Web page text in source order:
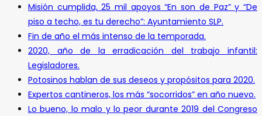
Misión cumplida, 25 mil apoyos “En son de Paz” y “De
piso a techo, es tu derecho”: Ayuntamiento SLP.
Fin de año el más intenso de la temporada.
2020, año de la erradicación del trabajo infantil:
Legisladores.
Potosinos hablan de sus deseos y propósitos para 2020.
Expertos cantineros, los más “socorridos” en año nuevo.
Lo bueno, lo malo y lo peor durante 2019 del Congreso